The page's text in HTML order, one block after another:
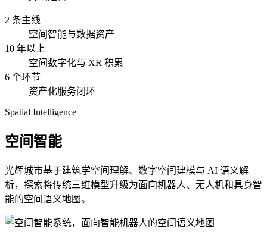
2 条主线
空间智能与数据资产
10 年以上
空间数字化与 XR 积累
6 个环节
资产化服务闭环
Spatial Intelligence
空间智能
光辉城市基于建筑学空间理解、数字空间建模与 AI 语义解
析，探索将传统三维模型升级为面向机器人、无人机和具身智
能的空间语义地图。